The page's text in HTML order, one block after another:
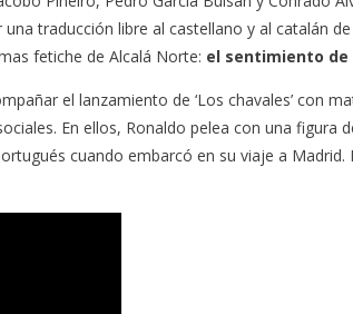
traducción libre al castellano y al catalán
fetiche de Alcalá Norte: el sentimiento de
el lanzamiento de ‘Los chavales’ con
En ellos, Ronaldo pelea con una
cuando embarcó en su viaje a